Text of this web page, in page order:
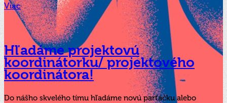
Viac
Hľadáme projektovú
koordinátorku/ projektového
koordinátora!
Do nášho skvelého tímu hľadáme novú parťáčku alebo